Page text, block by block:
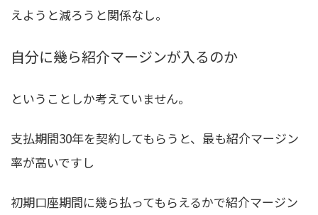
えようと減ろうと関係なし。
自分に幾ら紹介マージンが入るのか
ということしか考えていません。
支払期間30年を契約してもらうと、最も紹介マージン
率が高いですし
初期口座期間に幾ら払ってもらえるかで紹介マージン